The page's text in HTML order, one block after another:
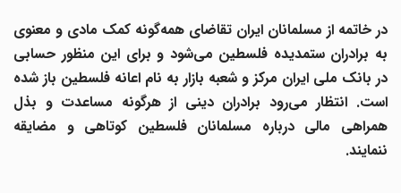
در خاتمه از مسلمانان ایران تقاضای همه‌گونه کمک مادی و معنوی
به برادران ستمدیده فلسطین می‌شود و برای این منظور حسابی
در بانک ملی ایران مرکز و شعبه بازار به نام اعانه فلسطین باز شده
است. انتظار می‌رود برادران دینی از هرگونه مساعدت و بذل
همراهی مالی درباره مسلمانان فلسطین کوتاهی و مضایقه
ننمایند.